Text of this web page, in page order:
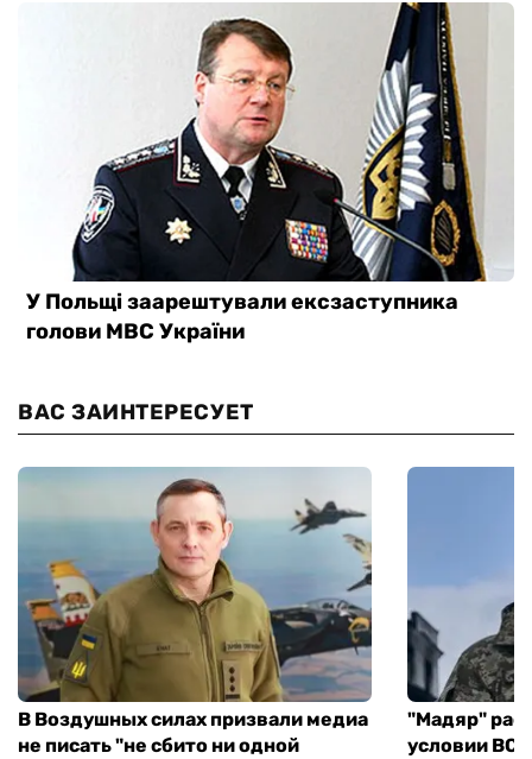
ВАС ЗАИНТЕРЕСУЕТ
В Воздушных силах призвали медиа
не писать "не сбито ни одной
"Мадяр"
условии